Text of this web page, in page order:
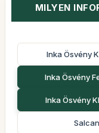
MILYEN
Inka Ösvény
Inka Ösvény
Inka Ösvény